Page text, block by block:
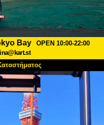
Bay
OPEN 10:00-22:00
Συχνές Ερωτήσεις